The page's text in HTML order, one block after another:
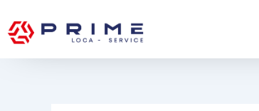
para
navigation